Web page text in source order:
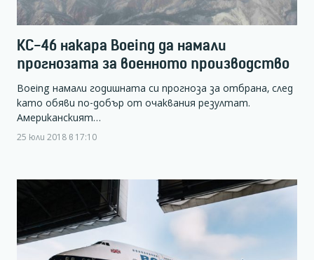
KC-46 накара Boeing да намали
прогнозата за военното производство
Boeing намали годишната си прогноза за отбрана, след
като обяви по-добър от очаквания резултат.
Американският…
25 юли 2018 в 17:10